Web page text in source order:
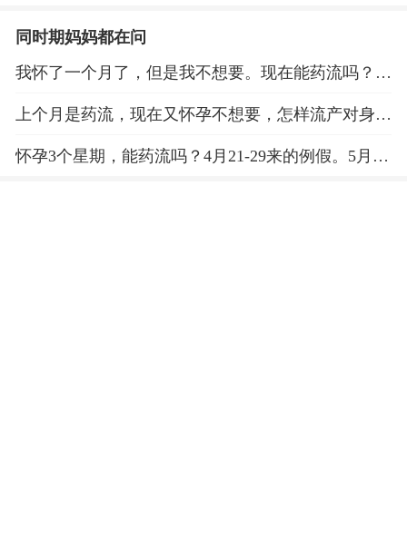
同时期妈妈都在问
我怀了一个月了，但是我不想要。现在能药流吗？有
上个月是药流，现在又怀孕不想要，怎样流产对身体
怀孕3个星期，能药流吗？4月21-29来的例假。5月